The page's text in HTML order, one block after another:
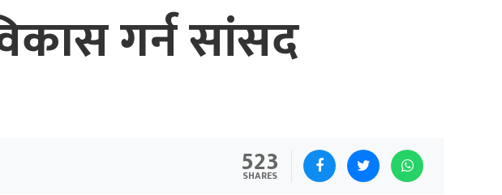
गर्न सांसद
523
SHARES